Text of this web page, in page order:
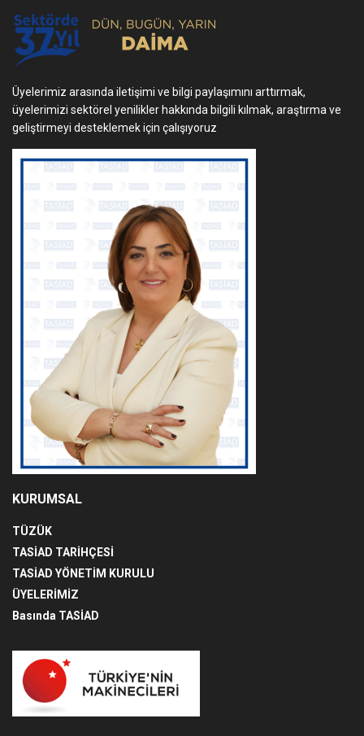
Üyelerimiz arasında iletişimi ve bilgi paylaşımını arttırmak,
üyelerimizi sektörel yenilikler hakkında bilgili kılmak, araştırma ve
geliştirmeyi desteklemek için çalışıyoruz
KURUMSAL
TÜZÜK
TASİAD TARİHÇESİ
TASİAD YÖNETİM KURULU
ÜYELERİMİZ
Basında TASİAD